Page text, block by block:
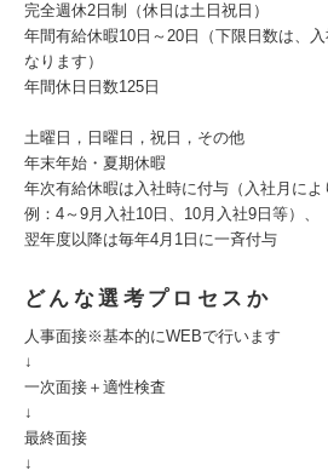
完全週休2日制（休日は土日祝日）
年間有給休暇10日～20日（下限日数は、
なります）
年間休日日数125日
土曜日，日曜日，祝日，その他
年末年始・夏期休暇
年次有給休暇は入社時に付与（入社月によ
例：4～9月入社10日、10月入社9日等）、
翌年度以降は毎年4月1日に一斉付与
どんな選考プロセスか
人事面接※基本的にWEBで行います
↓
一次面接＋適性検査
↓
最終面接
↓